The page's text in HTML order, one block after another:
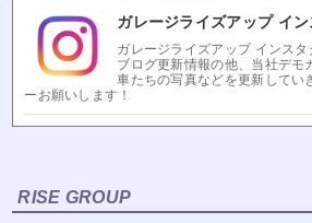
ガレージライズアップ イン
ガレージライズアップ インスタ
ブログ更新情報の他、当社デモ
車たちの写真などを更新してい
ーお願いします！
RISE GROUP